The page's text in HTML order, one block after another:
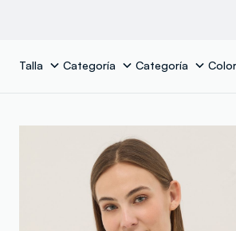
Talla Categoría Categoría Color